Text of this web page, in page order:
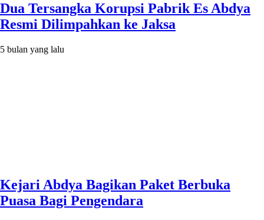
Dua Tersangka Korupsi Pabrik Es Abdya
Resmi Dilimpahkan ke Jaksa
5 bulan yang lalu
Kejari Abdya Bagikan Paket Berbuka
Puasa Bagi Pengendara